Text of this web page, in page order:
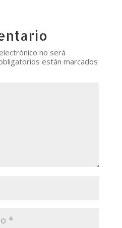
no será
están marcados